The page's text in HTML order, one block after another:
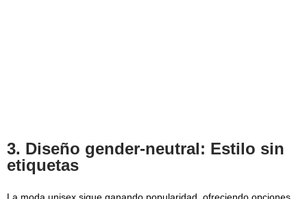
3. Diseño gender-neutral: Estilo sin
etiquetas